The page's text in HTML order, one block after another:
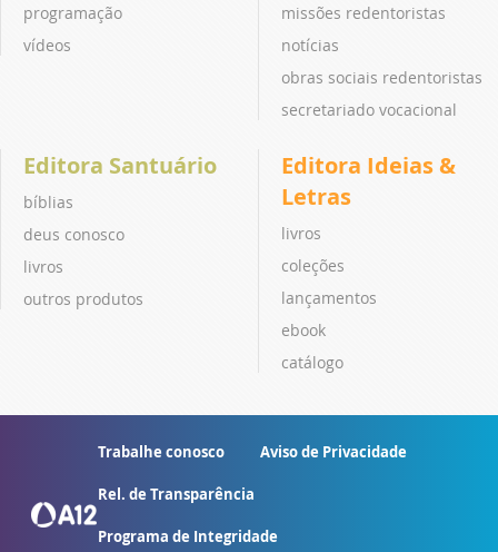
programação
vídeos
missões redentoristas
notícias
obras sociais redentoristas
secretariado vocacional
Editora Santuário
bíblias
deus conosco
livros
outros produtos
Editora Ideias &
Letras
livros
coleções
lançamentos
ebook
catálogo
Trabalhe conosco Aviso de Privacidade
Rel. de Transparência
Programa de Integridade